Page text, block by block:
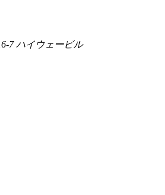
7 ハイウェービル